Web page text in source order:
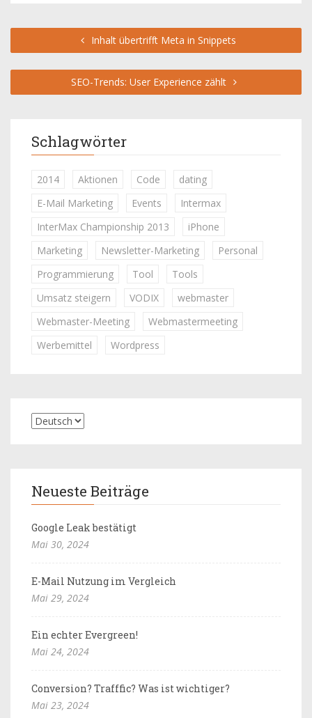
Inhalt übertrifft Meta in Snippets
SEO-Trends: User Experience zählt
Schlagwörter
2014 Aktionen Code
dating
E-Mail Marketing
Events
Intermax
InterMax Championship 2013
iPhone
Marketing
Newsletter-Marketing
Personal
Programmierung
Tool
Tools
Umsatz steigern
VODIX
webmaster
Webmaster-Meeting
Webmastermeeting
Werbemittel
Wordpress
Neueste Beiträge
Google Leak bestätigt
Mai 30, 2024
E-Mail Nutzung im Vergleich
Mai 29, 2024
Ein echter Evergreen!
Mai 24, 2024
Conversion? Trafffic? Was ist wichtiger?
Mai 23, 2024